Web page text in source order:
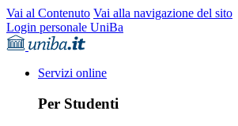
Vai al Contenuto Vai alla navigazione del sito
Login personale UniBa
Servizi online
Per Studenti